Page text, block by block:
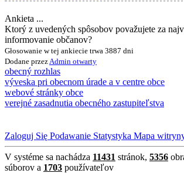
Ankieta ...
Ktorý z uvedených spôsobov považujete za
informovanie občanov?
Głosowanie w tej ankiecie trwa 3887 dni
Dodane przez Admin otwarty
obecný rozhlas
výveska pri obecnom úrade a v centre obce
webové stránky obce
verejné zasadnutia obecného zastupiteľstva
Zaloguj Się Podawanie Statystyka Mapa
V systéme sa nachádza 11431 stránok, 5356
súborov a 1703 používateľov